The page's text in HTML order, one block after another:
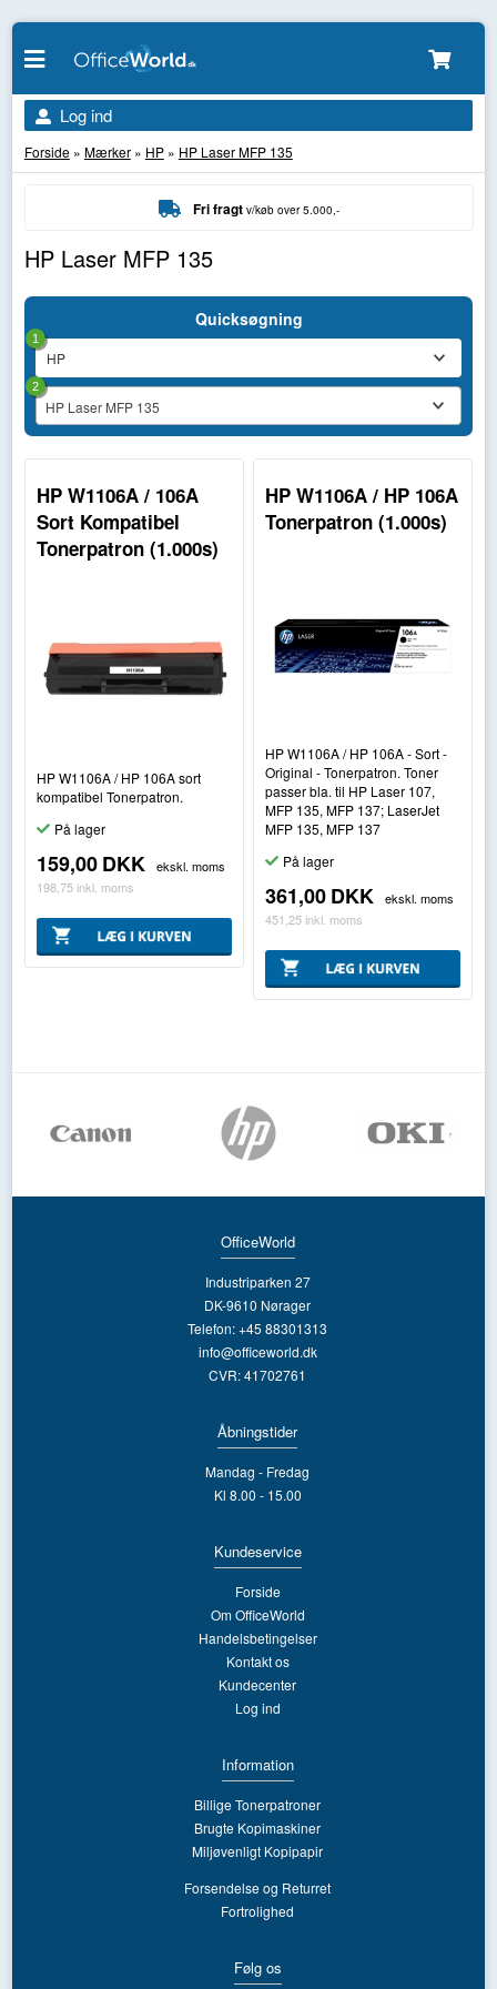
Log ind
Forside» Mærker» HP» HP Laser MFP 135
Fri fragt v/køb over 5.000,-
HP Laser MFP 135
Quicksøgning
1
HP Laser MFP 135
2
HP W1106A / 106A
Sort Kompatibel
Tonerpatron (1.000s)
HP W1106A / HP 106A sort
kompatibel Tonerpatron.
På lager
159,00DKK
ekskl. moms
198,75 inkl. moms
HP W1106A / HP 106A
Tonerpatron (1.000s)
HP W1106A / HP 106A - Sort -
Original - Tonerpatron. Toner
passer bla. til HP Laser 107,
MFP 135, MFP 137; LaserJet
MFP 135, MFP 137
På lager
361,00DKK
ekskl. moms
451,25 inkl. moms
OfficeWorld
Industriparken 27
DK-9610 Nørager
Telefon: +45 88301313
info@officeworld.dk
CVR: 41702761
Åbningstider
Mandag - Fredag
Kl 8.00 - 15.00
Kundeservice
Forside
Om OfficeWorld
Handelsbetingelser
Kontakt os
Kundecenter
Log ind
Information
Billige Tonerpatroner
Brugte Kopimaskiner
Miljøvenligt Kopipapir
Forsendelse og Returret
Fortrolighed
Følg os